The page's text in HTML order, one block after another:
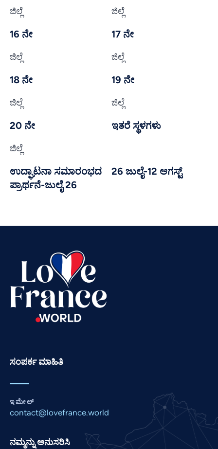
ಜಿಲ್ಲೆ ಜಿಲ್ಲೆ
16 ನೇ
ಜಿಲ್ಲೆ
17 ನೇ
ಜಿಲ್ಲೆ
18 ನೇ
ಜಿಲ್ಲೆ
19 ನೇ
ಜಿಲ್ಲೆ
20 ನೇ
ಜಿಲ್ಲೆ
ಇತರೆ ಸ್ಥಳಗಳು
ಉದ್ಘಾಟನಾ ಸಮಾರಂಭದ
ಪ್ರಾರ್ಥನೆ-ಜುಲೈ 26
26 ಜುಲೈ-12 ಆಗಸ್ಟ್
ಸಂಪರ್ಕ ಮಾಹಿತಿ
ಇಮೇಲ್
contact@lovefrance.world
ನಮ್ಮನ್ನು ಅನುಸರಿಸಿ
Malay
Marathi
Nepali